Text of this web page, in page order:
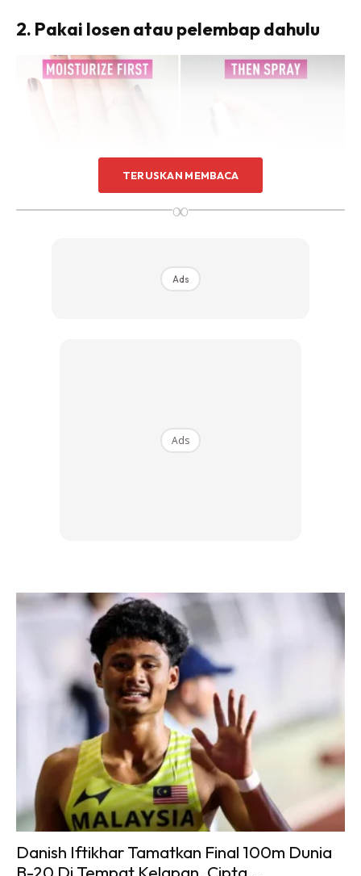
2. Pakai losen atau pelembap dahulu
3. Sapu Vaseline pada nadi
TERUSKAN MEMBACA
∞
Ads
Ads
Danish Iftikhar Tamatkan Final 100m Dunia